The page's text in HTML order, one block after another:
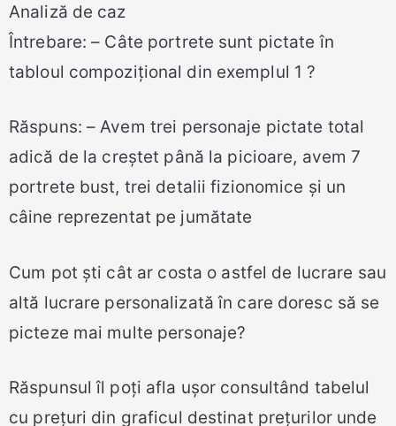
Analiză de caz
Întrebare: – Câte portrete sunt pictate în
tabloul compozițional din exemplul 1 ?
Răspuns: – Avem trei personaje pictate total
adică de la creștet până la picioare, avem 7
portrete bust, trei detalii fizionomice și un
câine reprezentat pe jumătate
Cum pot ști cât ar costa o astfel de lucrare sau
altă lucrare personalizată în care doresc să se
picteze mai multe personaje?
Răspunsul îl poți afla ușor consultând tabelul
cu prețuri din graficul destinat prețurilor unde